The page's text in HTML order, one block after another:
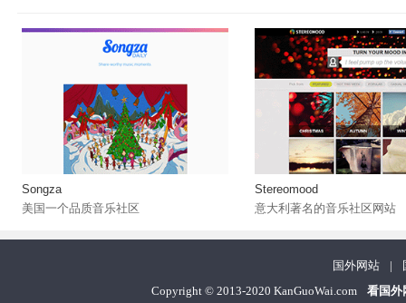
Songza
美国一个品质音乐社区
Stereomood
意大利著名的音乐社区网站
国外网站 |
Copyright ©2013-2020 KanGuoWai.com 看国外